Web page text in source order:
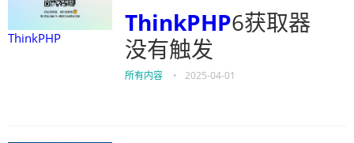
ThinkPHP
ThinkPHP6获取器
没有触发
所有内容 • 2025-04-01